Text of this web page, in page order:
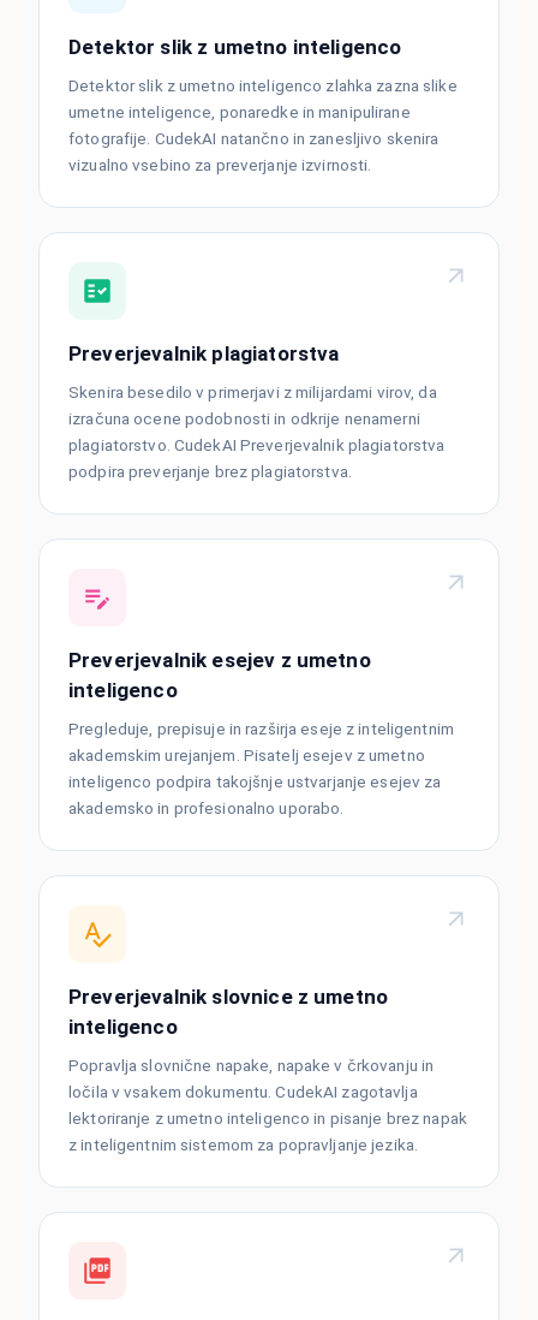
Detektor slik z umetno inteligenco
Detektor slik z umetno inteligenco zlahka zazna slike
umetne inteligence, ponaredke in manipulirane
fotografije. CudekAI natančno in zanesljivo skenira
vizualno vsebino za preverjanje izvirnosti.
Preverjevalnik plagiatorstva
Skenira besedilo v primerjavi z milijardami virov, da
izračuna ocene podobnosti in odkrije nenamerni
plagiatorstvo. CudekAI Preverjevalnik plagiatorstva
podpira preverjanje brez plagiatorstva.
Preverjevalnik esejev z umetno
inteligenco
Pregleduje, prepisuje in razširja eseje z inteligentnim
akademskim urejanjem. Pisatelj esejev z umetno
inteligenco podpira takojšnje ustvarjanje esejev za
akademsko in profesionalno uporabo.
Preverjevalnik slovnice z umetno
inteligenco
Popravlja slovnične napake, napake v črkovanju in
ločila v vsakem dokumentu. CudekAI zagotavlja
lektoriranje z umetno inteligenco in pisanje brez napak
z inteligentnim sistemom za popravljanje jezika.